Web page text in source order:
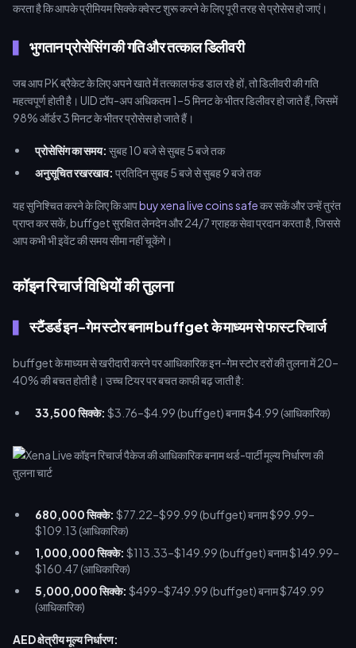
करता है कि आपके प्रीमियम सिक्के क्वेस्ट शुरू करने के लिए पूरी तरह से प्रोसेस हो जाएं।
भुगतान प्रोसेसिंग की गति और तत्काल डिलीवरी
जब आप PK ब्रैकेट के लिए अपने खाते में तत्काल फंड डाल रहे हों, तो डिलीवरी की गति
महत्वपूर्ण होती है। UID टॉप-अप अधिकतम 1–5 मिनट के भीतर डिलीवर हो जाते हैं, जिसमें
98% ऑर्डर 3 मिनट के भीतर प्रोसेस हो जाते हैं।
प्रोसेसिंग का समय: सुबह 10 बजे से सुबह 5 बजे तक
अनुसूचित रखरखाव: प्रतिदिन सुबह 5 बजे से सुबह 9 बजे तक
यह सुनिश्चित करने के लिए कि आपbuy xena live coins safeकर सकें और उन्हें तुरंत
प्राप्त कर सकें, buffget सुरक्षित लेनदेन और 24/7 ग्राहक सेवा प्रदान करता है, जिससे
आप कभी भी इवेंट की समय सीमा नहीं चूकेंगे।
कॉइन रिचार्ज विधियों की तुलना
स्टैंडर्ड इन-गेम स्टोर बनाम buffget के माध्यम से फास्ट रिचार्ज
buffget के माध्यम से खरीदारी करने पर आधिकारिक इन-गेम स्टोर दरों की तुलना में 20–
40% की बचत होती है। उच्च टियर पर बचत काफी बढ़ जाती है:
33,500 सिक्के: $3.76–$4.99 (buffget) बनाम $4.99 (आधिकारिक)
680,000 सिक्के: $77.22–$99.99 (buffget) बनाम $99.99–
$109.13 (आधिकारिक)
1,000,000 सिक्के: $113.33–$149.99 (buffget) बनाम $149.99–
$160.47 (आधिकारिक)
5,000,000 सिक्के: $499–$749.99 (buffget) बनाम $749.99
(आधिकारिक)
AED क्षेत्रीय मूल्य निर्धारण: